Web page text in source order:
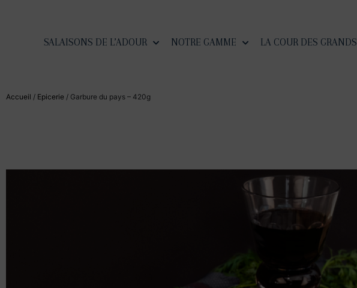
SALAISONS DE L’ADOUR NOTRE GAMME LA COUR DES GRANDS
Accueil / Epicerie / Garbure du pays – 420g